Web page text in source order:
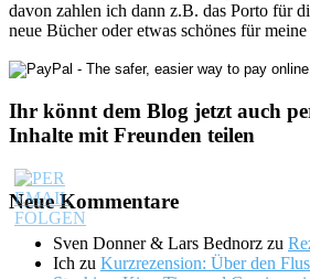
davon zahlen ich dann z.B. das Porto für
neue Bücher oder etwas schönes für
Ihr könnt dem Blog jetzt auch
Inhalte mit Freunden teilen
Neue Kommentare
Sven Donner & Lars Bednorz zu
Ich zu Kurzrezension: Über den